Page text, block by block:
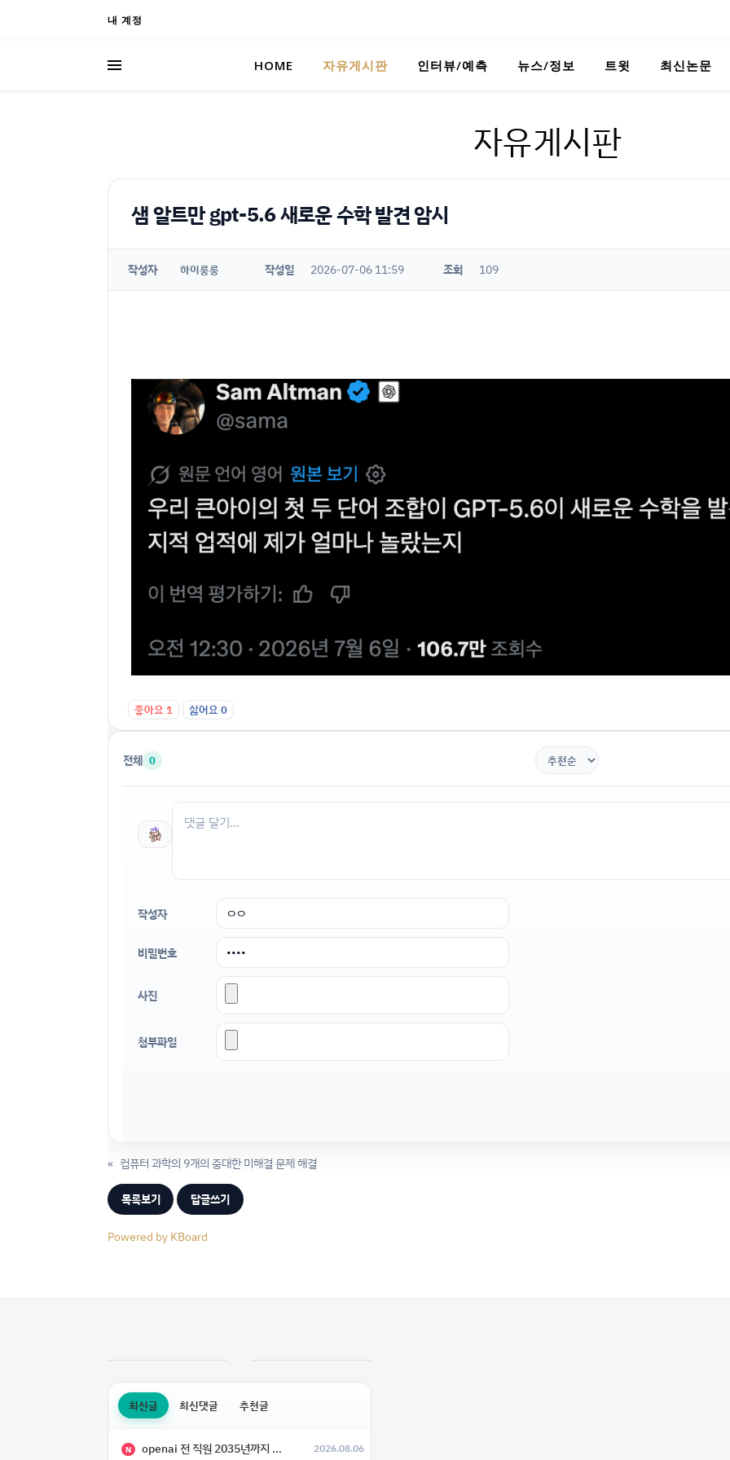
내 계정
HOME 자유게시판 인터뷰/예측 뉴스/정보 트윗 최신논문
자유게시판
샘 알트만 gpt-5.6 새로운 수학 발견 암시
작성자 하이룽룽 작성일 2026-07-06 11:59 조회 109
좋아요1 싫어요0
전체 0
작성자
비밀번호
사진
첨부파일
« 컴퓨터 과학의 9개의 중대한 미해결 문제 해결
목록보기 답글쓰기
Powered by KBoard
최신글 최신댓글 추천글
N openai 전 직원 2035년까지 텔레파시가 어떻게 생길 수 있는지 2026.08.06